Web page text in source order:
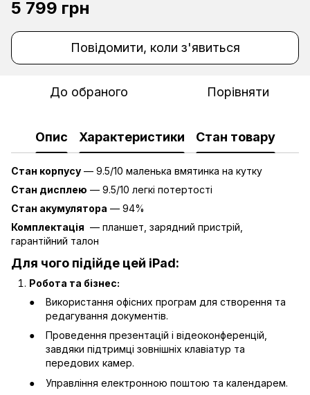
5 799 грн
Повідомити, коли з'явиться
До обраного Порівняти
Опис Характеристики Стан товару
Стан корпусу — 9.5/10 маленька вмятинка на кутку
Стан дисплею — 9.5/10 легкі потертості
Стан акумулятора — 94%
Комплектація — планшет, зарядний пристрій,
гарантійний талон
Для чого підійде цей iPad:
Робота та бізнес:
Використання офісних програм для створення та
редагування документів.
Проведення презентацій і відеоконференцій,
завдяки підтримці зовнішніх клавіатур та
передових камер.
Управління електронною поштою та календарем.